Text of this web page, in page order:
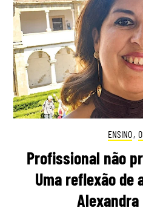
ENSINO,
Profissional não
Uma reflexão de
Alexandra